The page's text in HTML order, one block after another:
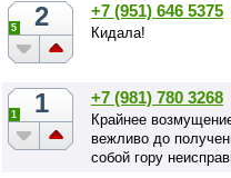
2
5
+7 (951) 646 5375
Кидала!
1
1
+7 (981) 780 3268
Крайнее
вежливо до
собой гору